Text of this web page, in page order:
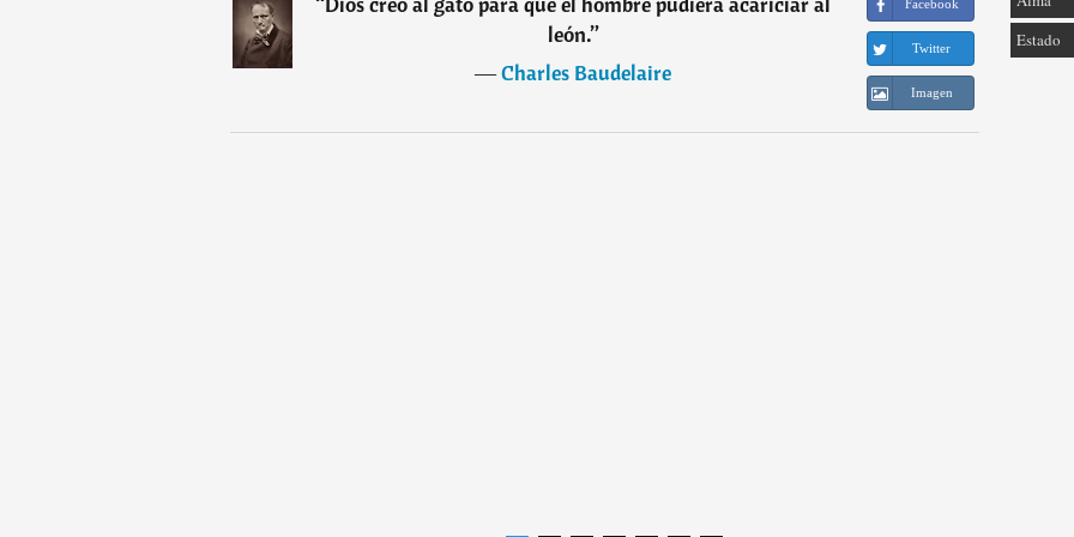
león.”
―Charles Baudelaire
Facebook
Twitter
Imagen
Estado